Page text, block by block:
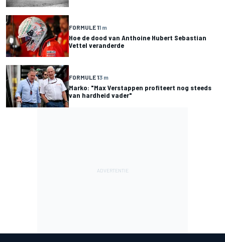
FORMULE 11 m
Hoe de dood van Anthoine Hubert Sebastian
Vettel veranderde
FORMULE 13 m
Marko: "Max Verstappen profiteert nog steeds
van hardheid vader"